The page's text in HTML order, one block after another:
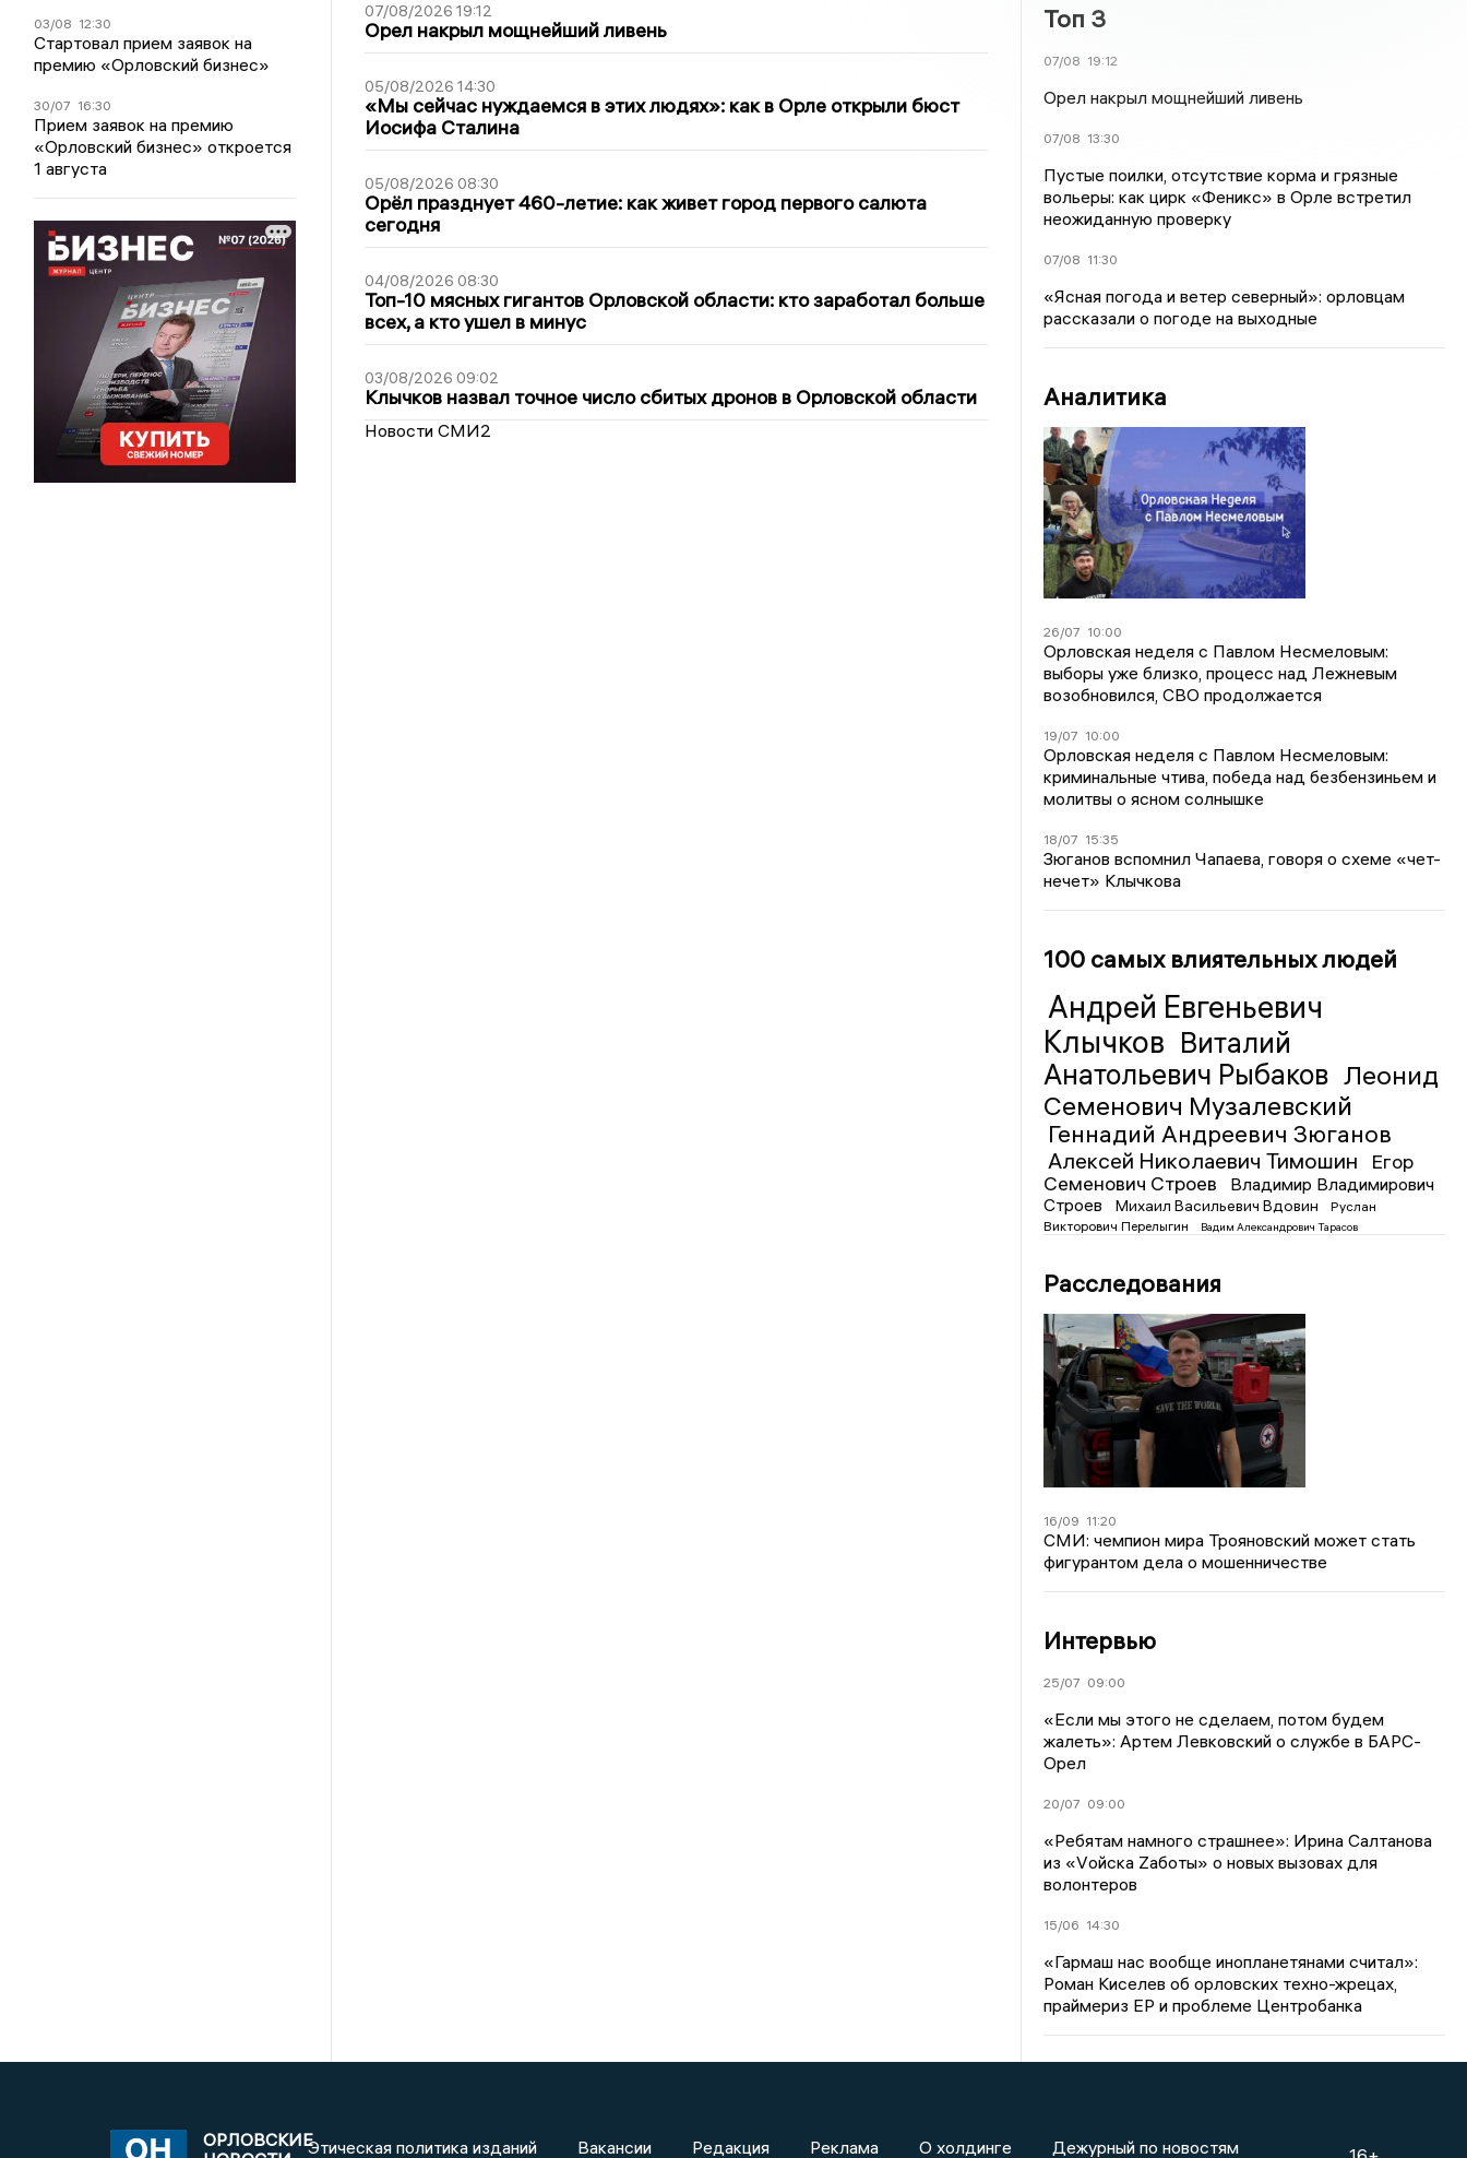
03/08 12:30
Стартовал прием заявок на
премию «Орловский бизнес»
30/07 16:30
Прием заявок на премию
«Орловский бизнес» откроется
1 августа
07/08/2026 19:12
Орел накрыл мощнейший ливень
05/08/2026 14:30
«Мы сейчас нуждаемся в этих людях»: как в Орле открыли бюст
Иосифа Сталина
05/08/2026 08:30
Орёл празднует 460-летие: как живет город первого салюта
сегодня
04/08/2026 08:30
Топ-10 мясных гигантов Орловской области: кто заработал больше
всех, а кто ушел в минус
03/08/2026 09:02
Клычков назвал точное число сбитых дронов в Орловской области
Новости СМИ2
Топ 3
07/08 19:12
Орел накрыл мощнейший ливень
07/08 13:30
Пустые поилки, отсутствие корма и грязные
вольеры: как цирк «Феникс» в Орле встретил
неожиданную проверку
07/08 11:30
«Ясная погода и ветер северный»: орловцам
рассказали о погоде на выходные
Аналитика
26/07 10:00
Орловская неделя с Павлом Несмеловым:
выборы уже близко, процесс над Лежневым
возобновился, СВО продолжается
19/07 10:00
Орловская неделя с Павлом Несмеловым:
криминальные чтива, победа над безбензиньем и
молитвы о ясном солнышке
18/07 15:35
Зюганов вспомнил Чапаева, говоря о схеме «чет-
нечет» Клычкова
100 самых влиятельных людей
Андрей Евгеньевич
Клычков Виталий
Анатольевич Рыбаков Леонид
Семенович Музалевский
Геннадий Андреевич Зюганов
Алексей Николаевич Тимошин
Егор
Семенович Строев
Владимир Владимирович
Строев
Михаил Васильевич Вдовин
Руслан
Викторович Перелыгин
Вадим Александрович Тарасов
Расследования
16/09 11:20
СМИ: чемпион мира Трояновский может стать
фигурантом дела о мошенничестве
Интервью
25/07 09:00
«Если мы этого не сделаем, потом будем
жалеть»: Артем Левковский о службе в БАРС-
Орел
20/07 09:00
«Ребятам намного страшнее»: Ирина Салтанова
из «Vойска Zаботы» о новых вызовах для
волонтеров
15/06 14:30
«Гармаш нас вообще инопланетянами считал»:
Роман Киселев об орловских техно-жрецах,
праймериз ЕР и проблеме Центробанка
ОРЛОВСКИЕЭтическая политика изданий Вакансии Редакция Реклама О холдинге Дежурный по новостям